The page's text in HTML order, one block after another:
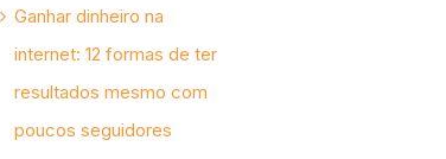
Ganhar dinheiro na
internet: 12 formas de ter
resultados mesmo com
poucos seguidores